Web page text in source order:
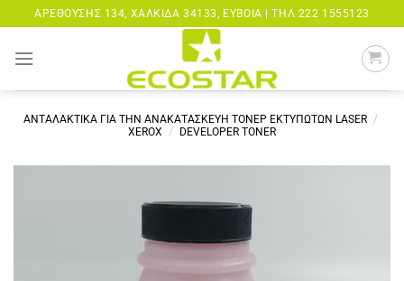
Μετάβαση
στο
περιεχόμενο
ΑΡΕΘΟΎΣΗΣ 134, ΧΑΛΚΊΔΑ 34133, ΕΎΒΟΙΑ |ΤΗΛ 222 1555123
ΑΝΤΑΛΑΚΤΙΚΑ ΓΙΑ ΤΗΝ ΑΝΑΚΑΤΑΣΚΕΥΗ ΤΟΝΕΡ ΕΚΤΥΠΩΤΩΝ LASER /
XEROX
/ DEVELOPER TONER